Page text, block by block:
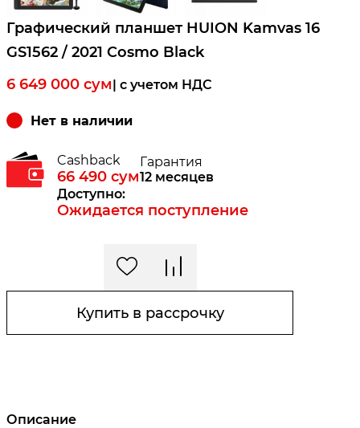
Графический планшет HUION Kamvas 16
GS1562 / 2021 Cosmo Black
6 649 000 сум| c учетом НДС
Нет в наличии
Cashback
66 490 сум
Гарантия
12 месяцев
Доступно:
Ожидается поступление
Купить в рассрочку
Описание